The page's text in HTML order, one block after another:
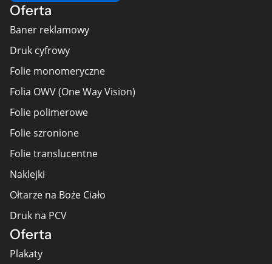
Oferta
Baner reklamowy
Druk cyfrowy
Folie monomeryczne
Folia OWV (One Way Vision)
Folie polimerowe
Folie szronione
Folie translucentne
Naklejki
Ołtarze na Boże Ciało
Druk na PCV
Oferta
Plakaty